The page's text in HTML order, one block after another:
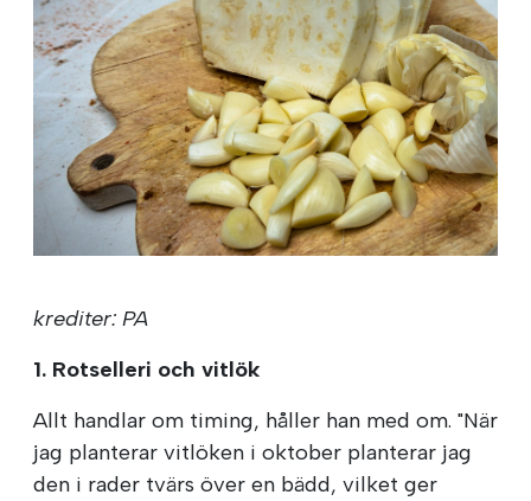
krediter: PA
1. Rotselleri och vitlök
Allt handlar om timing, håller han med om. "När
jag planterar vitlöken i oktober planterar jag
den i rader tvärs över en bädd, vilket ger